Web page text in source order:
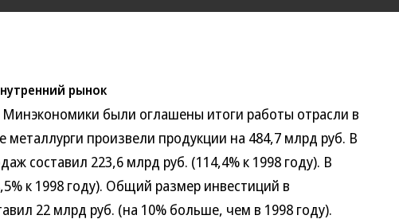
рынок
были оглашены итоги работы отрасли в
металлурги произвели продукции на 484,7 млрд руб. В
составил 223,6 млрд руб. (114,4% к 1998 году). В
к 1998 году). Общий размер инвестиций в
22 млрд руб. (на 10% больше, чем в 1998 году).